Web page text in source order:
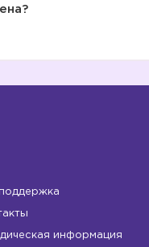
поддержка
информация